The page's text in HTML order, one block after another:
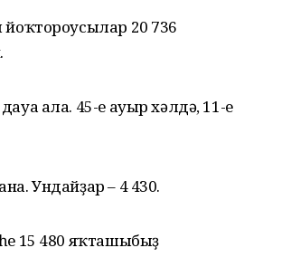
йоҡтороусылар 20 736
ала. 45-е ауыр хәлдә, 11-е
Ундайҙар – 4 430.
15 480 яҡташыбыҙ